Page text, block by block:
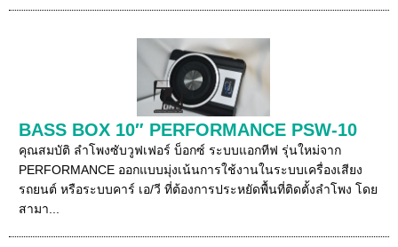
BASS BOX 10″ PERFORMANCE PSW-10
คุณสมบัติ ลำโพงซับวูฟเฟอร์ บ็อกซ์ ระบบแอกทีฟ รุ่นใหม่จาก
PERFORMANCE ออกแบบมุ่งเน้นการใช้งานในระบบเครื่องเสียง
รถยนต์ หรือระบบคาร์ เอ/วี ที่ต้องการประหยัดพื้นที่ติดตั้งลำโพง โดย
สามา...